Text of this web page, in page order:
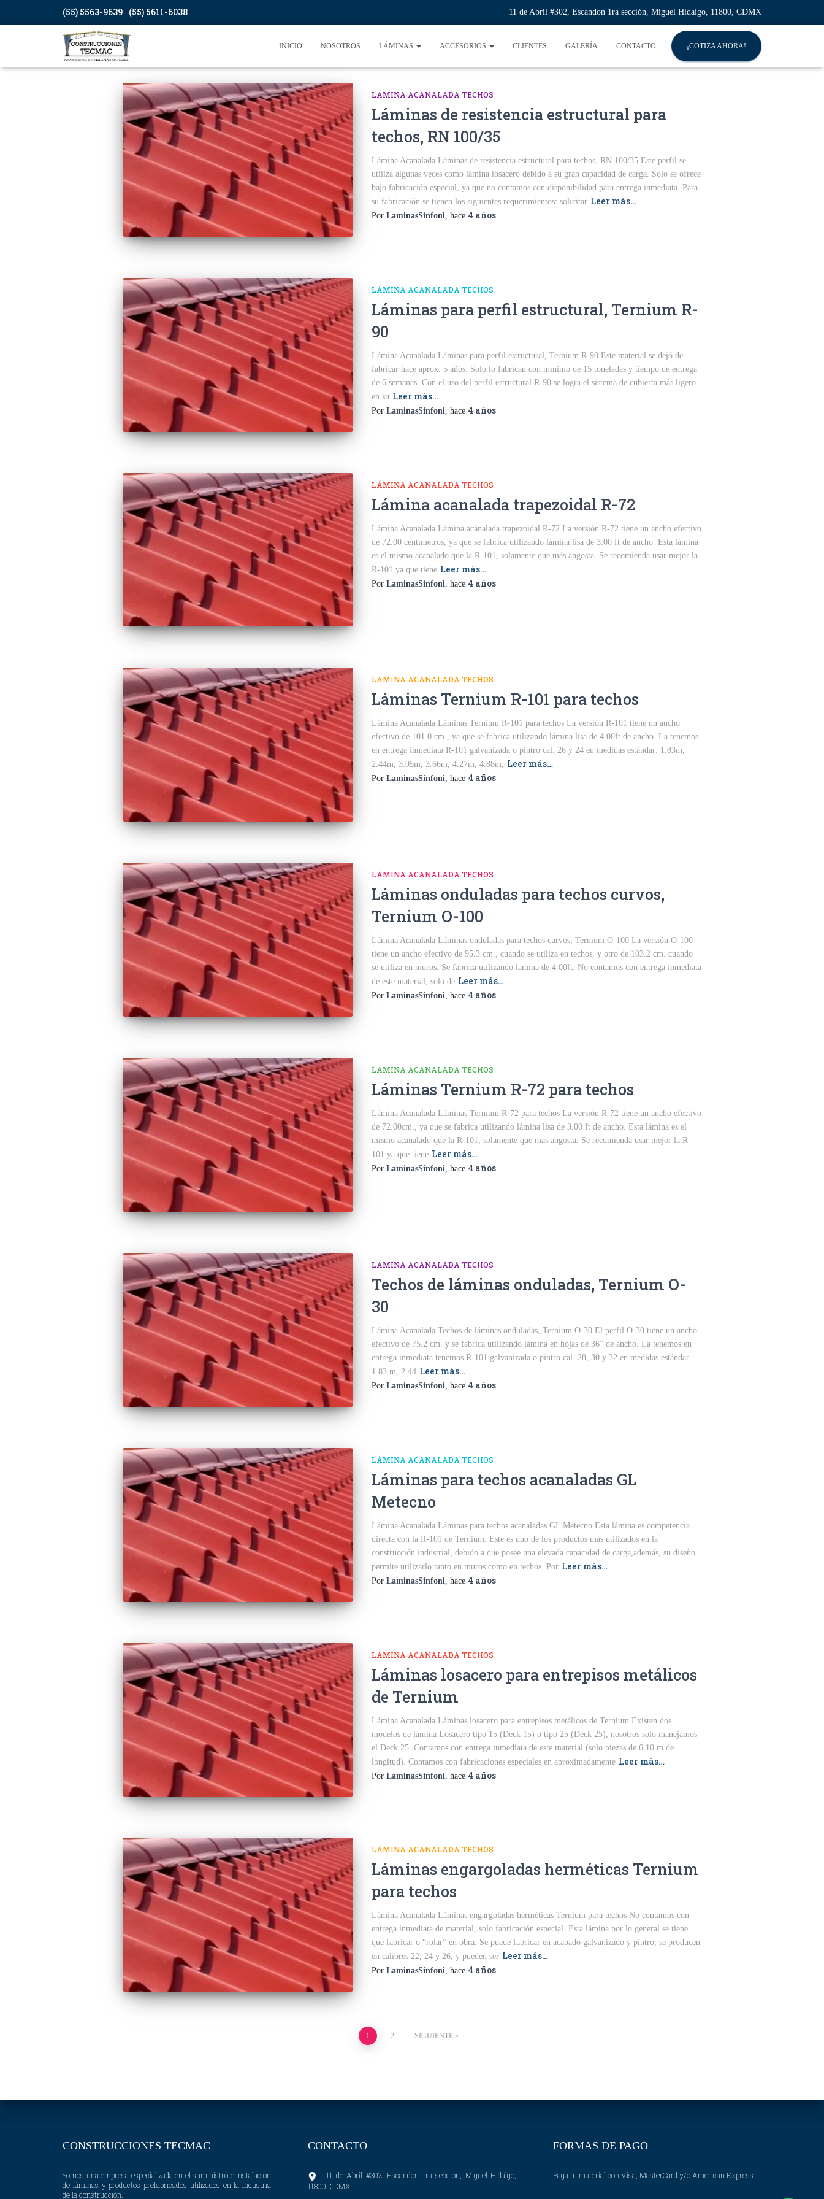
11 de Abril #302, Escandon 1ra sección, Miguel Hidalgo, 11800, CDMX
(55) 5563-9639 (55) 5611-6038
INICIO NOSOTROS LÁMINAS ACCESORIOS CLIENTES GALERÍA CONTACTO ¡COTIZA AHORA!
LÁMINA ACANALADA TECHOS
Láminas de resistencia estructural para
techos, RN 100/35
Lámina Acanalada Láminas de resistencia estructural para techos, RN 100/35 Este perfil se
utiliza algunas veces como lámina losacero debido a su gran capacidad de carga. Solo se ofrece
bajo fabricación especial, ya que no contamos con disponibilidad para entrega inmediata. Para
su fabricación se tienen los siguientes requerimientos: solicitar Leer más…
Por LaminasSinfoni, hace 4 años
LÁMINA ACANALADA TECHOS
Láminas para perfil estructural, Ternium R-
90
Lámina Acanalada Láminas para perfil estructural, Ternium R-90 Este material se dejó de
fabricar hace aprox. 5 años. Solo lo fabrican con mínimo de 15 toneladas y tiempo de entrega
de 6 semanas. Con el uso del perfil estructural R-90 se logra el sistema de cubierta más ligero
en su Leer más…
Por LaminasSinfoni , hace 4 años
LÁMINA ACANALADA TECHOS
Lámina acanalada trapezoidal R-72
Lámina Acanalada Lámina acanalada trapezoidal R-72 La versión R-72 tiene un ancho efectivo
de 72.00 centímetros, ya que se fabrica utilizando lámina lisa de 3.00 ft de ancho. Esta lámina
es el mismo acanalado que la R-101, solamente que más angosta. Se recomienda usar mejor la
R-101 ya que tiene Leer más…
Por LaminasSinfoni , hace 4 años
LÁMINA ACANALADA TECHOS
Láminas Ternium R-101 para techos
Lámina Acanalada Láminas Ternium R-101 para techos La versión R-101 tiene un ancho
efectivo de 101.0 cm., ya que se fabrica utilizando lámina lisa de 4.00ft de ancho. La tenemos
en entrega inmediata R-101 galvanizada o pintro cal. 26 y 24 en medidas estándar: 1.83m,
2.44m, 3.05m, 3.66m, 4.27m, 4.88m, Leer más…
Por LaminasSinfoni, hace 4 años
LÁMINA ACANALADA TECHOS
Láminas onduladas para techos curvos,
Ternium O-100
Lámina Acanalada Láminas onduladas para techos curvos, Ternium O-100 La versión O-100
tiene un ancho efectivo de 95.3 cm., cuando se utiliza en techos, y otro de 103.2 cm. cuando
se utiliza en muros. Se fabrica utilizando lamina de 4.00ft. No contamos con entrega inmediata
de este material, solo de Leer más…
Por LaminasSinfoni, hace 4 años
LÁMINA ACANALADA TECHOS
Láminas Ternium R-72 para techos
Lámina Acanalada Láminas Ternium R-72 para techos La versión R-72 tiene un ancho efectivo
de 72.00cm., ya que se fabrica utilizando lámina lisa de 3.00 ft de ancho. Esta lámina es el
mismo acanalado que la R-101, solamente que mas angosta. Se recomienda usar mejor la R-
101 ya que tiene Leer más…
Por LaminasSinfoni, hace 4 años
LÁMINA ACANALADA TECHOS
Techos de láminas onduladas, Ternium O-
30
Lámina Acanalada Techos de láminas onduladas, Ternium O-30 El perfil O-30 tiene un ancho
efectivo de 75.2 cm. y se fabrica utilizando lámina en hojas de 36” de ancho. La tenemos en
entrega inmediata tenemos R-101 galvanizada o pintro cal. 28, 30 y 32 en medidas estándar
1.83 m, 2.44 Leer más…
Por LaminasSinfoni , hace 4 años
LÁMINA ACANALADA TECHOS
Láminas para techos acanaladas GL
Metecno
Lámina Acanalada Láminas para techos acanaladas GL Metecno Esta lámina es competencia
directa con la R-101 de Ternium. Este es uno de los productos más utilizados en la
construcción industrial, debido a que posee una elevada capacidad de carga,además, su diseño
permite utilizarlo tanto en muros como en techos. Por Leer más…
Por LaminasSinfoni , hace 4 años
LÁMINA ACANALADA TECHOS
Láminas losacero para entrepisos metálicos
de Ternium
Lámina Acanalada Láminas losacero para entrepisos metálicos de Ternium Existen dos
modelos de lámina Losacero tipo 15 (Deck 15) o tipo 25 (Deck 25), nosotros solo manejamos
el Deck 25. Contamos con entrega inmediata de este material (solo piezas de 6.10 m de
longitud). Contamos con fabricaciones especiales en aproximadamente Leer más…
Por LaminasSinfoni , hace 4 años
LÁMINA ACANALADA TECHOS
Láminas engargoladas herméticas Ternium
para techos
Lámina Acanalada Láminas engargoladas herméticas Ternium para techos No contamos con
entrega inmediata de material, solo fabricación especial. Esta lámina por lo general se tiene
que fabricar o “rolar” en obra. Se puede fabricar en acabado galvanizado y pintro, se producen
en calibres 22, 24 y 26, y pueden ser Leer más…
Por LaminasSinfoni, hace 4 años
1 2 SIGUIENTE
CONSTRUCCIONES TECMAC
Somos una empresa especializada en el suministro e instalación
de láminas y productos prefabricados utilizados en la industria
de la construcción.
CONTACTO
11 de Abril #302, Escandon 1ra sección, Miguel Hidalgo,
11800, CDMX.
FORMAS DE PAGO
Paga tu material con Visa, MasterCard y/o American Express.